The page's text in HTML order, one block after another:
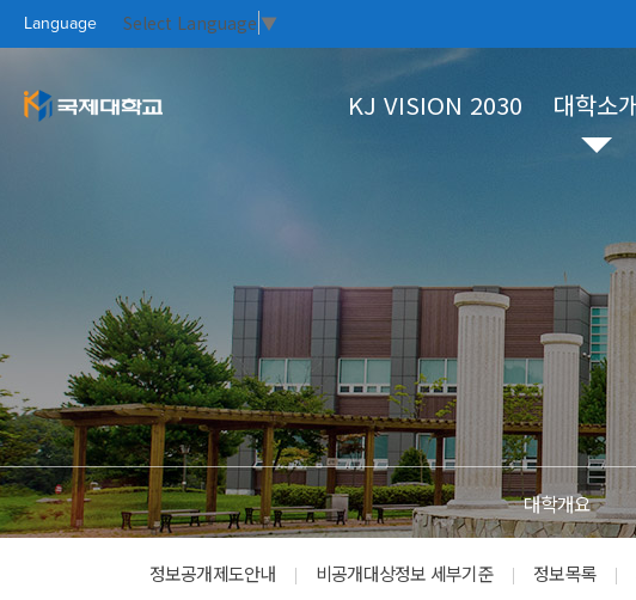
Language Select Language ▼
KJ VISION 2030
KJ VISION 2030
대학소
대학개요
총장인사말
열린총장실
설립이념과 학훈
대학연혁
UI
학사정보
학생상담
수강신청
학사안내
학생활동
Focus On
국제대새소식
자료실
대학개요
정보공개제도안내 비공개대상정보 세부기준 정보목록